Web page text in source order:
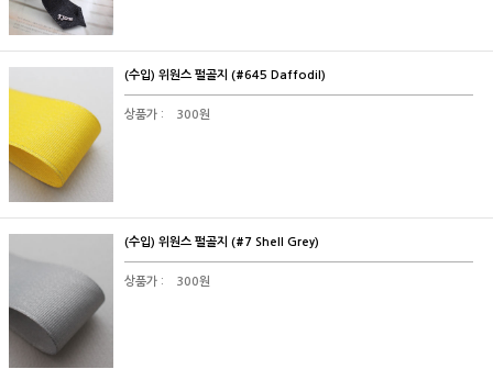
(수입) 위원스 펄골지 (#645 Daffodil)
상품가 : 300원
(수입) 위원스 펄골지 (#7 Shell Grey)
상품가 : 300원